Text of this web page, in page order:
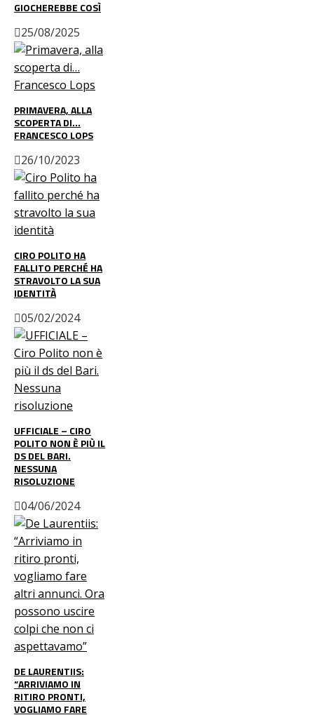
GIOCHEREBBE COSÌ
25/08/2025
PRIMAVERA, ALLA
SCOPERTA DI…
FRANCESCO LOPS
26/10/2023
CIRO POLITO HA
FALLITO PERCHÉ HA
STRAVOLTO LA SUA
IDENTITÀ
05/02/2024
UFFICIALE – CIRO
POLITO NON È PIÙ IL
DS DEL BARI.
NESSUNA
RISOLUZIONE
04/06/2024
DE LAURENTIIS:
“ARRIVIAMO IN
RITIRO PRONTI,
VOGLIAMO FARE